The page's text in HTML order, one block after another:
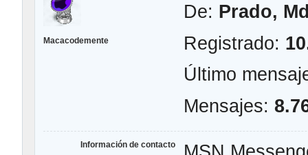
Macacodemente
De: Prado,
Registrado:
Último
Mensajes:
Información de contacto